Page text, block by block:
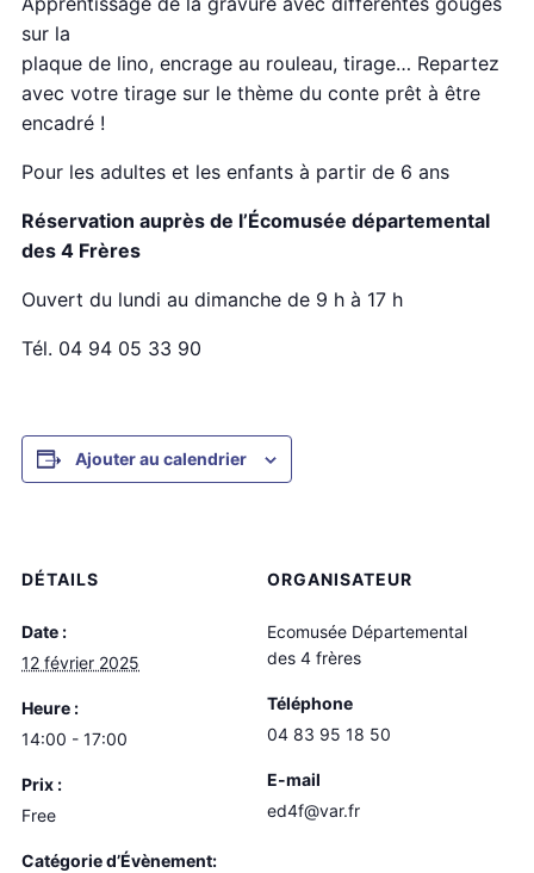
sur la
plaque de lino, encrage au rouleau, tirage… Repartez
avec votre tirage sur le thème du conte prêt à être
encadré !
Pour les adultes et les enfants à partir de 6 ans
Réservation auprès de l’Écomusée départemental
des 4 Frères
Ouvert du lundi au dimanche de 9 h à 17 h
Tél. 04 94 05 33 90
Ajouter au calendrier
DÉTAILS
Date :
12 février 2025
Heure :
14:00 - 17:00
Prix :
Free
Catégorie d’Évènement:
ORGANISATEUR
Ecomusée Départemental
des 4 frères
Téléphone
04 83 95 18 50
E-mail
ed4f@var.fr